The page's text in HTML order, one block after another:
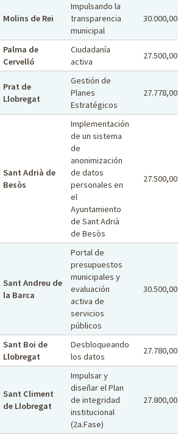
Molins de Rei
Impulsando la
transparencia
municipal
30.000,00
Palma de
Cervelló
Ciudadanía
activa
27.500,00
Prat de
Llobregat
Gestión de
Planes
Estratégicos
27.778,00
Sant Adrià de
Besòs
Implementación
de un sistema
de
anonimización
de datos
personales en
el
Ayuntamiento
de Sant Adrià
de Besòs
27.500,00
Sant Andreu de
la Barca
Portal de
presupuestos
municipales y
evaluación
activa de
servicios
públicos
30.500,00
Sant Boi de
Llobregat
Desbloqueando
los datos
27.780,00
Sant Climent
de Llobregat
Impulsar y
diseñar el Plan
de integridad
institucional
(2a.Fase)
27.800,00